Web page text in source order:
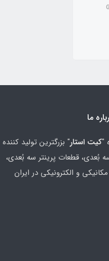
ما
"کیت استار" بزرگترین تولید کننده
بُعدی، قطعات پرینتر سه بُعدی،
و الکترونیکی در ایران